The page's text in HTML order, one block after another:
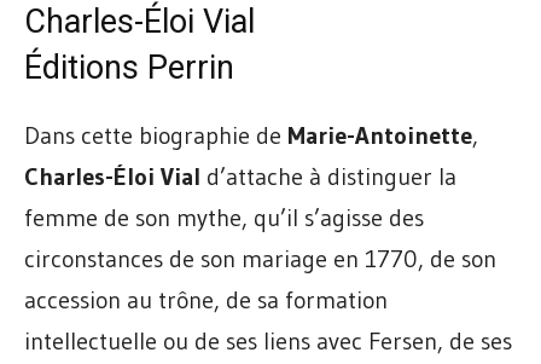
Charles-Éloi Vial
Éditions Perrin
Dans cette biographie de Marie-Antoinette,
Charles-Éloi Vial d’attache à distinguer la
femme de son mythe, qu’il s’agisse des
circonstances de son mariage en 1770, de son
accession au trône, de sa formation
intellectuelle ou de ses liens avec Fersen, de ses